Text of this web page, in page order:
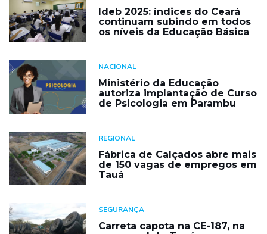
Ideb 2025: índices do Ceará
continuam subindo em todos
os níveis da Educação Básica
NACIONAL
Ministério da Educação
autoriza implantação de Curso
de Psicologia em Parambu
REGIONAL
Fábrica de Calçados abre mais
de 150 vagas de empregos em
Tauá
SEGURANÇA
Carreta capota na CE-187, na